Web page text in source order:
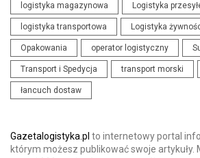
logistyka magazynowa Logistyka
logistyka transportowa Logistyka
Opakowania operator logistyczny
Transport i Spedycja transport morski
łancuch dostaw
Gazetalogistyka.pl to internetowy portal
którym możesz publikować swoje